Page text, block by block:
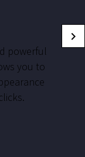
powerful
you to